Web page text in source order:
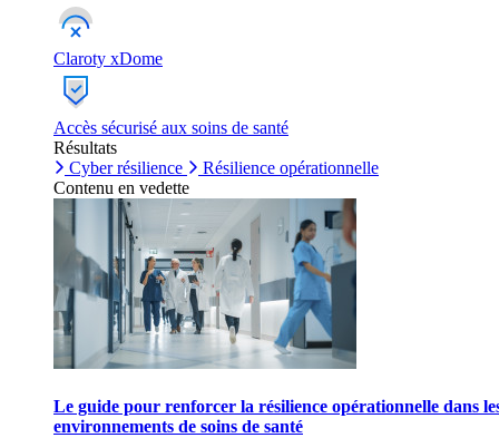
Claroty xDome
Accès sécurisé aux soins de santé
Résultats
Cyber résilience
Résilience opérationnelle
Contenu en vedette
Le guide pour renforcer la résilience opérationnelle dans
environnements de soins de santé